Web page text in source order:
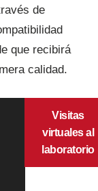
de
que recibirá
calidad.
Visitas
virtuales al
laboratorio